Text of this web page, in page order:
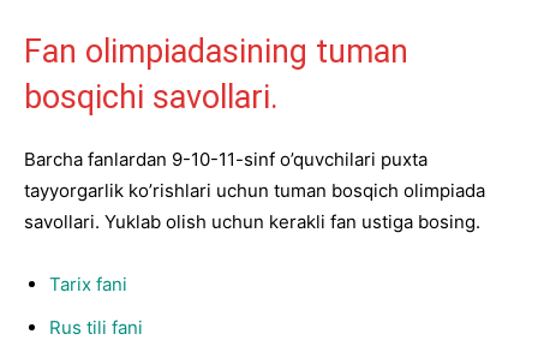
Fan olimpiadasining tuman
bosqichi savollari.
Barcha fanlardan 9-10-11-sinf o’quvchilari puxta
tayyorgarlik ko’rishlari uchun tuman bosqich olimpiada
savollari. Yuklab olish uchun kerakli fan ustiga bosing.
Tarix fani
Rus tili fani